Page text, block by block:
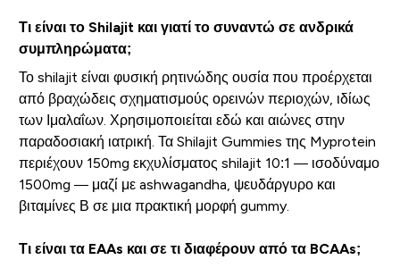
Τι είναι το Shilajit και γιατί το συναντώ σε ανδρικά
συμπληρώματα;
Το shilajit είναι φυσική ρητινώδης ουσία που προέρχεται
από βραχώδεις σχηματισμούς ορεινών περιοχών, ιδίως
των Ιμαλαΐων. Χρησιμοποιείται εδώ και αιώνες στην
παραδοσιακή ιατρική. Τα Shilajit Gummies της Myprotein
περιέχουν 150mg εκχυλίσματος shilajit 10:1 — ισοδύναμο
1500mg — μαζί με ashwagandha, ψευδάργυρο και
βιταμίνες Β σε μια πρακτική μορφή gummy.
Τι είναι τα EAAs και σε τι διαφέρουν από τα BCAAs;